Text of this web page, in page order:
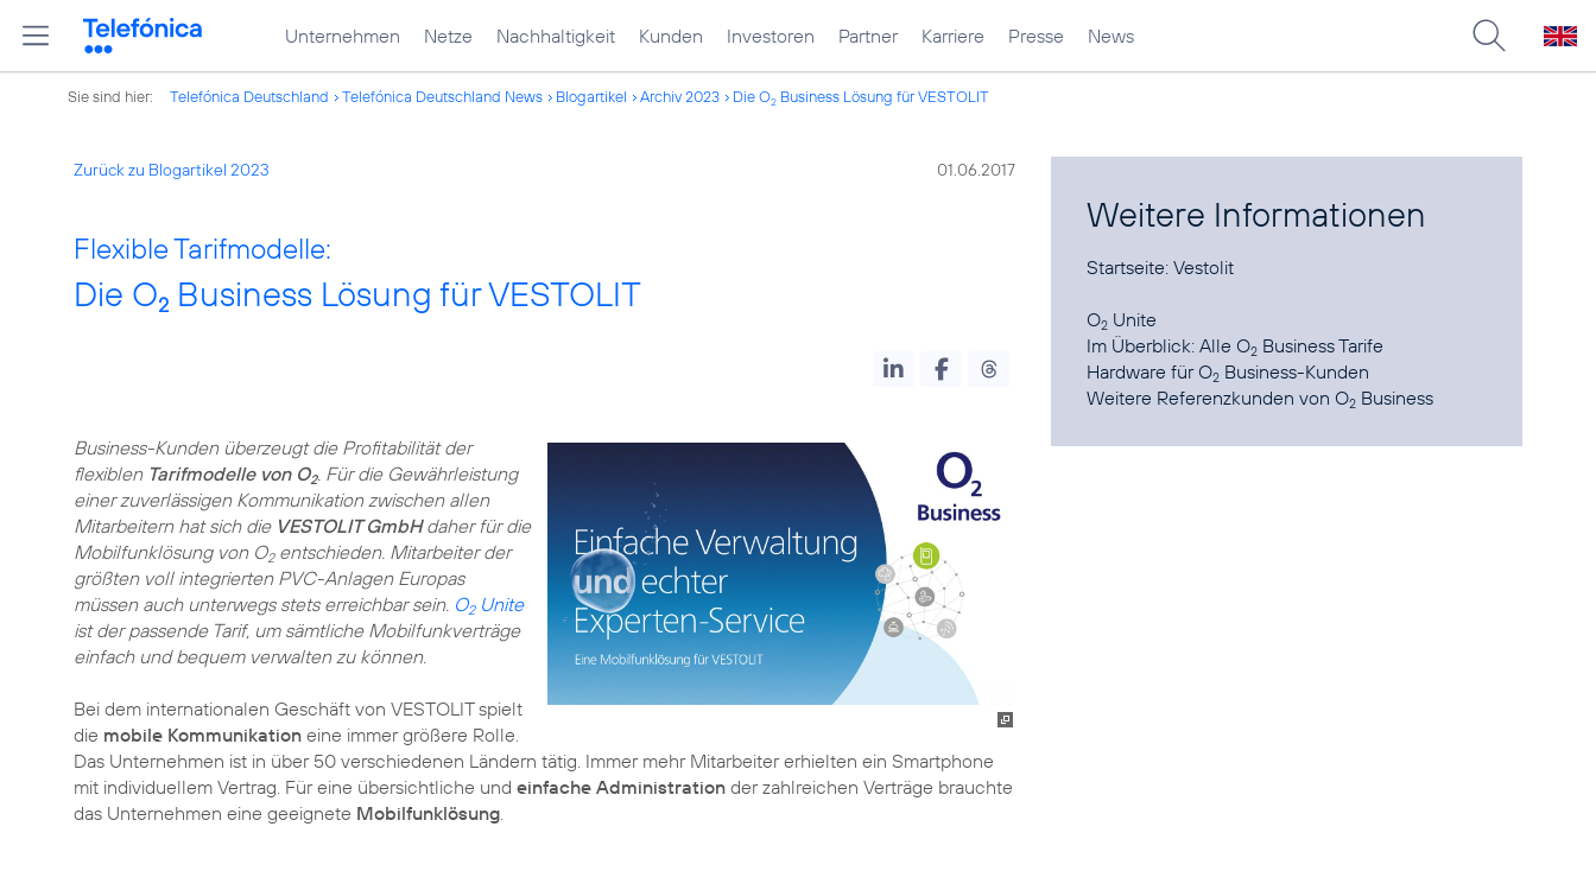
Unternehmen Netze Nachhaltigkeit Kunden Investoren Partner Karriere Presse News
Sie sind hier: Telefónica Deutschland Telefónica Deutschland News Blogartikel Archiv 2023 Die O2 Business Lösung für VESTOLIT
Zurück zu Blogartikel 2023 01.06.2017
Flexible Tarifmodelle:
Die O2 Business Lösung für VESTOLIT
Business-Kunden überzeugt die Profitabilität der
flexiblen Tarifmodelle von O2. Für die Gewährleistung
einer zuverlässigen Kommunikation zwischen allen
Mitarbeitern hat sich die VESTOLIT GmbHdaher für die
Mobilfunklösung von O2entschieden. Mitarbeiter der
größten voll integrierten PVC-Anlagen Europas
müssen auch unterwegs stets erreichbar sein. O2Unite
ist der passende Tarif, um sämtliche Mobilfunkverträge
einfach und bequem verwalten zu können.
Bei dem internationalen Geschäft von VESTOLIT spielt
die mobile Kommunikation eine immer größere Rolle.
Das Unternehmen ist in über 50 verschiedenen Ländern tätig. Immer mehr Mitarbeiter erhielten ein Smartphone
mit individuellem Vertrag. Für eine übersichtliche und einfache Administration der zahlreichen Verträge brauchte
das Unternehmen eine geeignete Mobilfunklösung.
Weitere Informationen
Startseite:Vestolit
O2 Unite
Im Überblick:Alle O2 Business Tarife
Hardware für O2 Business-Kunden
Weitere Referenzkunden vonO2 Business